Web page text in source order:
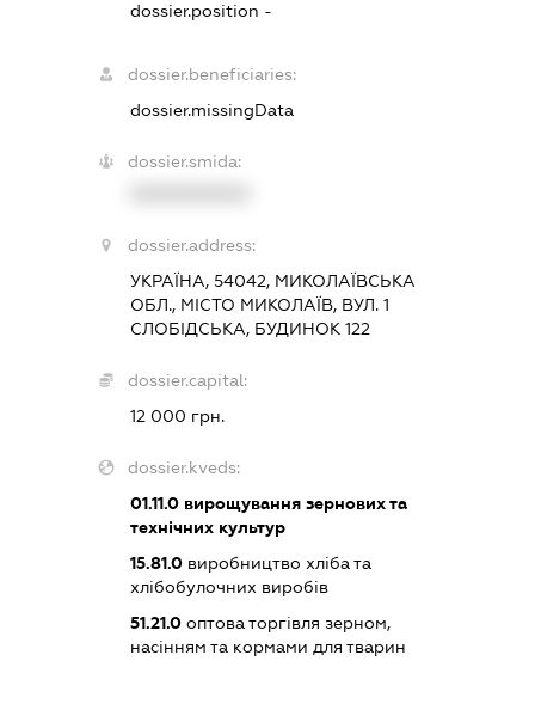
dossier.position -
dossier.beneficiaries:
dossier.missingData
dossier.smida:
dossier.address:
УКРАЇНА, 54042, МИКОЛАЇВСЬКА
ОБЛ., МІСТО МИКОЛАЇВ, ВУЛ. 1
СЛОБІДСЬКА, БУДИНОК 122
dossier.capital:
12 000 грн.
dossier.kveds:
01.11.0 вирощування зернових та
технічних культур
15.81.0 виробництво хліба та
хлібобулочних виробів
51.21.0 оптова торгівля зерном,
насінням та кормами для тварин